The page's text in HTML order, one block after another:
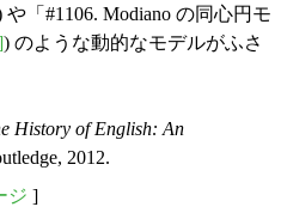
や「#1106. Modiano の同心円モ
) のような動的なモデルがふさ
History of English: An
2012.
ジ ]